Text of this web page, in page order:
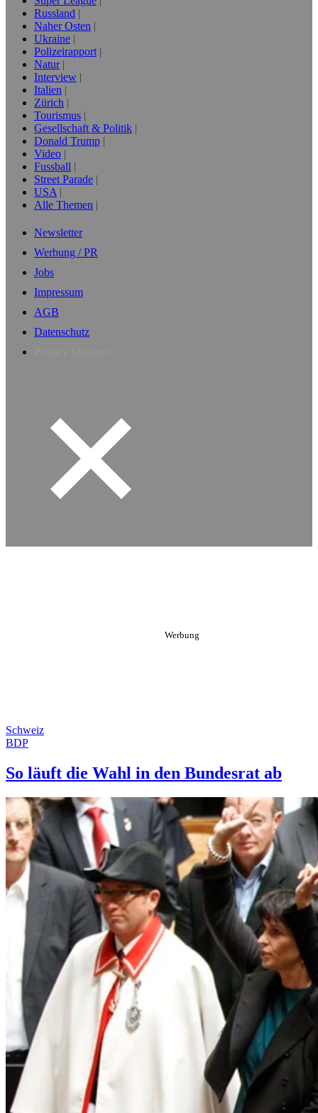
Russland
Naher Osten
Ukraine
Polizeirapport
Natur
Interview
Italien
Zürich
Tourismus
Gesellschaft & Politik
Donald Trump
Video
Fussball
Street Parade
USA
Alle Themen
Newsletter
Werbung / PR
Jobs
Impressum
AGB
Datenschutz
Schweiz
BDP
So läuft die Wahl in den Bundesrat ab